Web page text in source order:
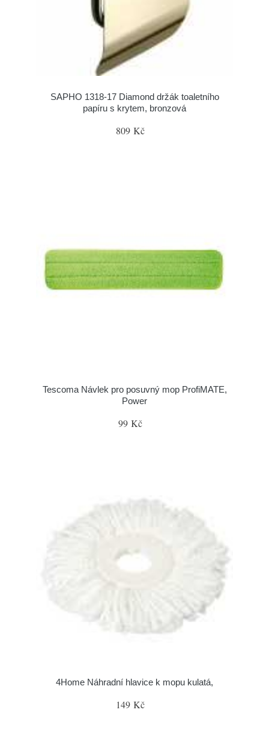
SAPHO 1318-17 Diamond držák toaletního
papíru s krytem, bronzová
809 Kč
Tescoma Návlek pro posuvný mop ProfiMATE,
Power
99 Kč
4Home Náhradní hlavice k mopu kulatá,
149 Kč